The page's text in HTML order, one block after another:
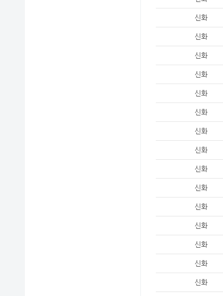
신화
신화
신화
신화
신화
신화
신화
신화
신화
신화
신화
신화
신화
신화
신화